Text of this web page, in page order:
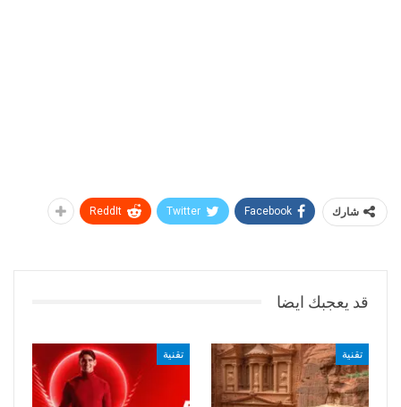
شارك Facebook
Twitter
ReddIt
قد يعجبك ايضا
تقنية تقنية